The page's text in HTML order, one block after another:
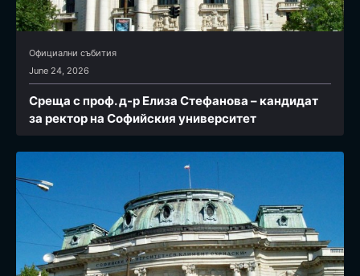
Официални събития
June 24, 2026
Среща с проф. д-р Елиза Стефанова – кандидат
за ректор на Софийския университет